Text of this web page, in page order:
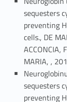
sequesters
preventing
cells., DE
ACCONCIA,
MARIA, ,
sequesters
preventing